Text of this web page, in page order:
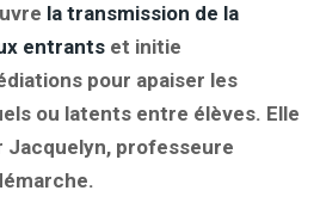
la transmission de la
entrants et initie
pour apaiser les
ou latents entre élèves. Elle
Jacquelyn, professeure